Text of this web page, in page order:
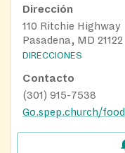
Dirección
110 Ritchie Highway
Pasadena, MD 21122
DIRECCIONES
Contacto
(301) 915-7538
Go.spep.church/food